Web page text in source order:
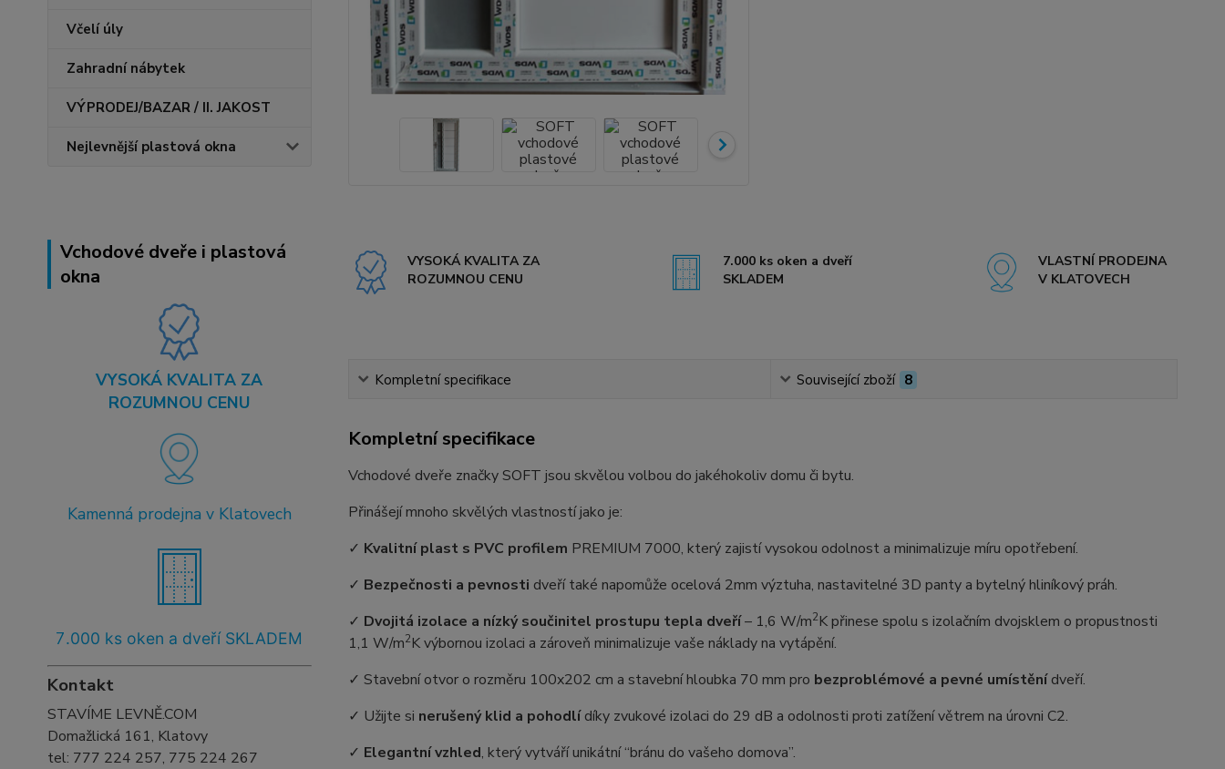
Včelí úly
Zahradní nábytek
VÝPRODEJ/BAZAR / II. JAKOST
Nejlevnější plastová okna
Vchodové dveře i plastová
okna
VYSOKÁ KVALITA ZA
ROZUMNOU CENU
Kamenná prodejna v Klatovech
7.000 ks oken a dveří SKLADEM
Kontakt
STAVÍME LEVNĚ.COM
Domažlická 161, Klatovy
tel: 777 224 257, 775 224 267
VYSOKÁ KVALITA ZA
ROZUMNOU CENU
7.000 ks oken a dveří
SKLADEM
VLASTNÍ PRODEJNA
V KLATOVECH
Kompletní specifikace Související zboží 8
Kompletní specifikace
Vchodové dveře značky SOFT jsou skvělou volbou do jakéhokoliv domu či bytu.
Přinášejí mnoho skvělých vlastností jako je:
✓ Kvalitní plast s PVC profilem PREMIUM 7000, který zajistí vysokou odolnost a minimalizuje míru opotřebení.
✓ Bezpečnosti a pevnosti dveří také napomůže ocelová 2mm výztuha, nastavitelné 3D panty a bytelný hliníkový práh.
✓ Dvojitá izolace a nízký součinitel prostupu tepla dveří–⁠ 1,6 W/m2K přinese spolu s izolačním dvojsklem o propustnosti
1,1 W/m2K výbornou izolaci a zároveň minimalizuje vaše náklady na vytápění.
✓ Stavební otvor o rozměru 100x202 cm a stavební hloubka 70 mm pro bezproblémové a pevné umístěnídveří.
✓ Užijte si nerušený klid a pohodlídíky zvukové izolaci do 29 dB a odolnosti proti zatížení větrem na úrovni C2.
✓ Elegantní vzhled, který vytváří unikátní “bránu do vašeho domova”.